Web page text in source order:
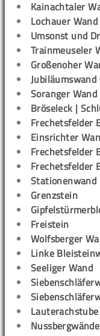
Kainachtaler
Lochauer Wand
Umsonst und
Trainmeuseler
Großenoher
Soranger
Bröseleck |
Frechetsfelder
Einsrichter
Frechetsfelder
Frechetsfelder
Stationenwand
Grenzstein
Freistein
Wolfsberger
Linke
Seeliger Wand